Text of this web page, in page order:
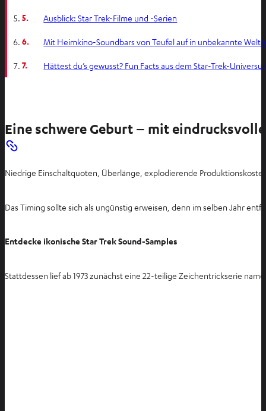
5. Ausblick: Star Trek-Filme und -Serien
6. Mit Heimkino-Soundbars von Teufel auf in unbekannte
7. Hättest du’s gewusst? Fun Facts aus dem Star-Trek-
Eine schwere Geburt – mit
Niedrige Einschaltquoten, Überlänge, explodierende
Das Timing sollte sich als ungünstig erweisen, denn im selben Jahr
Entdecke ikonische Star Trek Sound-Samples
Stattdessen lief ab 1973 zunächst eine 22-teilige Zeichentrickserie